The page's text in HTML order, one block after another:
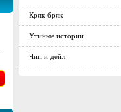
Кряк-бряк
Утиные истории
Чип и дейл